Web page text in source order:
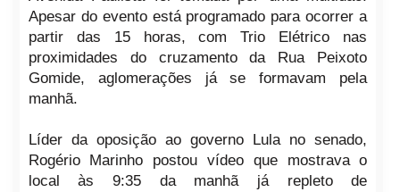
Apesar do evento está programado para ocorrer a
partir das 15 horas, com Trio Elétrico nas
proximidades do cruzamento da Rua Peixoto
Gomide, aglomerações já se formavam pela
manhã.
Líder da oposição ao governo Lula no senado,
Rogério Marinho postou vídeo que mostrava o
local às 9:35 da manhã já repleto de